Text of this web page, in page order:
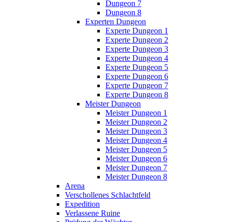
Dungeon 7
Dungeon 8
Experten Dungeon
Experte Dungeon 1
Experte Dungeon 2
Experte Dungeon 3
Experte Dungeon 4
Experte Dungeon 5
Experte Dungeon 6
Experte Dungeon 7
Experte Dungeon 8
Meister Dungeon
Meister Dungeon 1
Meister Dungeon 2
Meister Dungeon 3
Meister Dungeon 4
Meister Dungeon 5
Meister Dungeon 6
Meister Dungeon 7
Meister Dungeon 8
Arena
Verschollenes Schlachtfeld
Expedition
Verlassene Ruine